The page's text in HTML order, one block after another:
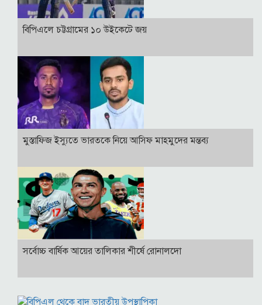
বিপিএলে চট্টগ্রামের ১০ উইকেটে জয়
মুস্তাফিজ ইস্যুতে ভারতকে নিয়ে আসিফ মাহমুদের মন্তব্য
সর্বোচ্চ বার্ষিক আয়ের তালিকার শীর্ষে রোনালদো